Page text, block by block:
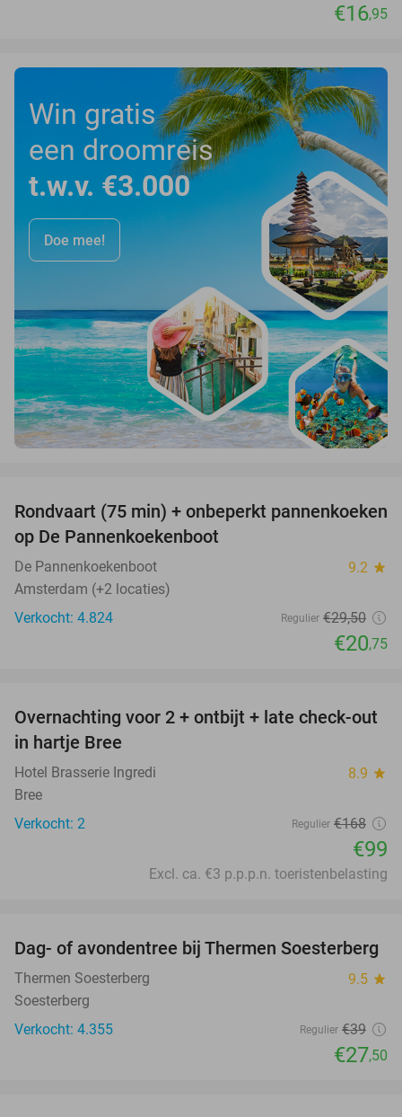
€16,95
Win gratis
een droomreis
t.w.v. €3.000
Doe mee!
30%
Rondvaart (75 min) + onbeperkt pannenkoeken
op De Pannenkoekenboot
De Pannenkoekenboot 9.2 star
Amsterdam (+2 locaties)
Verkocht: 4.824
Regulier €29,50
€20,75
41%
TODAY
Overnachting voor 2 + ontbijt + late check-out
in hartje Bree
Hotel Brasserie Ingredi 8.9 star
Bree
Verkocht: 2
Regulier €168
€99
Excl. ca. €3 p.p.p.n. toeristenbelasting
29%
Dag- of avondentree bij Thermen Soesterberg
Thermen Soesterberg 9.5 star
Soesterberg
Verkocht: 4.355
Regulier €39
€27,50